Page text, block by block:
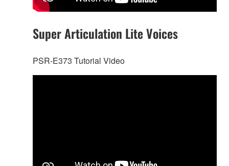
Super Articulation Lite Voices
PSR-E373 Tutorial Video